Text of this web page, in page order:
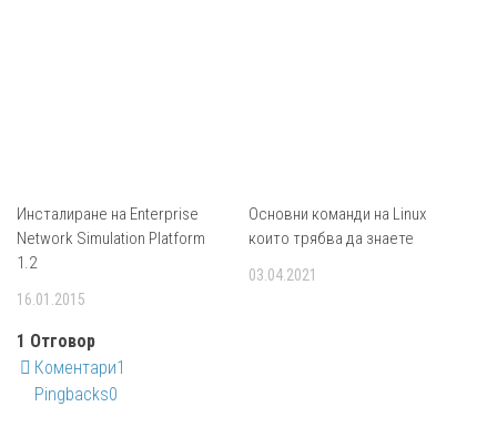
Инсталиране на Enterprise
Network Simulation Platform
1.2
16.01.2015
Основни команди на Linux
които трябва да знаете
03.04.2021
1 Отговор
Коментари1
Pingbacks0